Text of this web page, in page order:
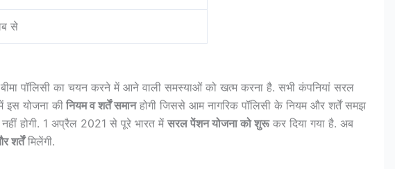
से
बीमा पॉलिसी का चयन करने में आने वाली समस्याओं को खत्म करना है. सभी कंपनियां सरल
इस योजना की नियम व शर्तें समानहोगी जिससे आम नागरिक पॉलिसी के नियम और शर्तें समझ
होगी. 1 अप्रैल 2021 से पूरे भारत में सरल पेंशन योजना को शुरूकर दिया गया है. अब
शर्तेंमिलेंगी.